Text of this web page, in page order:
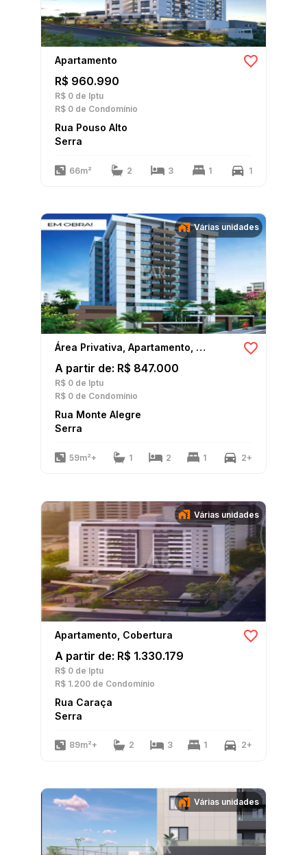
Apartamento
R$ 960.990
R$ 0 de Iptu
R$ 0 de Condomínio
Rua Pouso Alto
Serra
66m² 2 3 1 1
Várias unidades
Área Privativa, Apartamento, Cobertura
A partir de: R$ 847.000
R$ 0 de Iptu
R$ 0 de Condomínio
Rua Monte Alegre
Serra
59m²+ 1 2 1 2+
Várias unidades
Apartamento, Cobertura
A partir de: R$ 1.330.179
R$ 0 de Iptu
R$ 1.200 de Condomínio
Rua Caraça
Serra
89m²+ 2 3 1 2+
Várias unidades